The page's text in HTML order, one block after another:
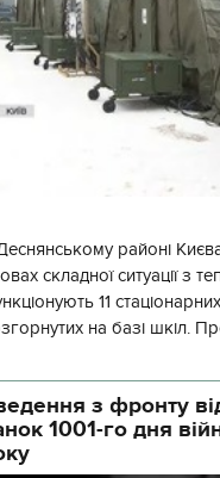
районі
складної ситуації з
11
на базі шкіл.
з фронту
1001-го дня